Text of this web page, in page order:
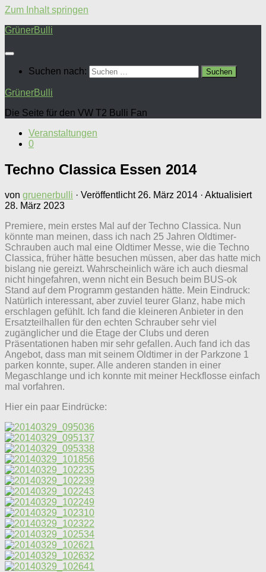
Zum Inhalt springen
GrünerBulli
Suchen nach:
GrünerBulli
Die Seite für den VW T2 Bulli Fan
Veranstaltungen
0
Techno Classica Essen 2014
von gruenerbulli · Veröffentlicht 26. März 2014 · Aktualisiert
28. März 2023
Premiere, mein erstes Mal auf der Techno Classica. Nun
könnte man meinen, dass ich nach 25 Jahren Oldtimer-
Schrauben auch mal eine Oldtimer Messe, wie die Techno
Classica, früher hätte besuchen müssen, aber das hatte mich
bislang nie gereizt. Wahrscheinlich wäre ich auch diesmal
nicht hingefahren, wenn nicht ein Besuch beim BUS-ok
Stand auf dem Programm gestanden hätte. Mein Eindruck:
Natürlich interessant, aber zuviel teurer Glanz, habe mich
erschlagen gefühlt. Ich fand die kleineren Anbieter in den
Ersatzteilhallen für den echten Schrauber sehr viel
zugänglicher und die Etage der Clubs und deren
Präsentationen haben mir sehr gefallen. Auch fand ich das
Angebot, dass man mit seinem Oldtimer in der Parkzone 1
parken konnte, super. Alle anderen standen in einer
Megaschlange und ich konnte mit meiner Heckflosse einfach
mal vorfahren.
Hier ein paar Eindrücke: